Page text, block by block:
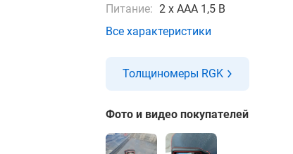
Питание: 2 x ААА 1,5 В
Все характеристики
Толщиномеры RGK
Фото и видео покупателей